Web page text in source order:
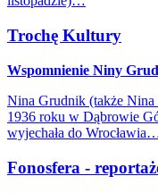
Trochę Kultury
Wspomnienie Niny
Nina Grudnik (także Nina
1936 roku w Dąbrowie
wyjechała do
Fonosfera -